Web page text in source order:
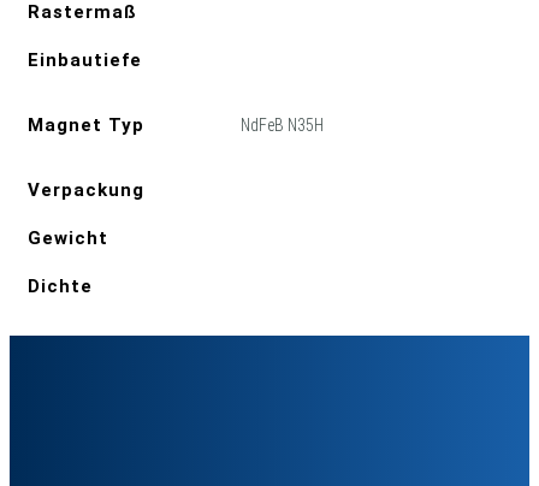
Rastermaß
Einbautiefe
Magnet Typ NdFeB N35H
Verpackung
Gewicht
Dichte